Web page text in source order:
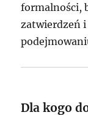
formalności,
zatwierdzeń i
Dla kogo